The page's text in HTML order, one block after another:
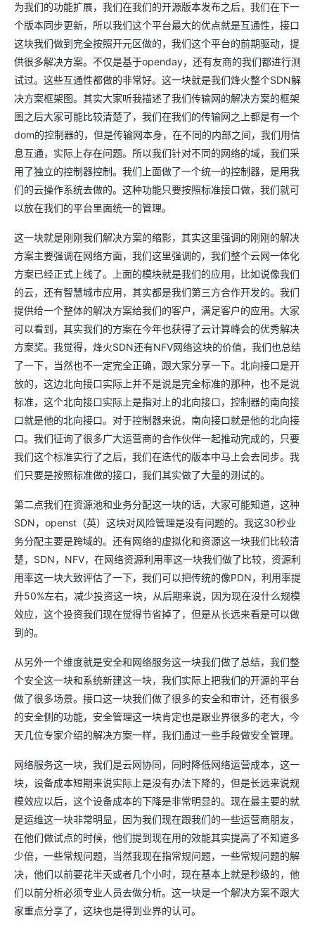
为我们的功能扩展，我们在我们的开源版本发布之后，我们在下一
个版本同步更新，所以我们这个平台最大的优点就是互通性，接口
这块我们做到完全按照开元区做的，我们这个平台的前期驱动，提
供很多解决方案。不仅是基于openday，还有友商的我们都进行测
试过。这些互通性都做的非常好。这一块就是我们烽火整个SDN解
决方案框架图。其实大家听我描述了我们传输网的解决方案的框架
图之后大家可能比较清楚了，我们在我们的传输网之上都是有一个
dom的控制器的，但是传输网本身，在不同的内部之间，我们用信
息互通，实际上存在问题。所以我们针对不同的网络的域，我们采
用了独立的控制器控制。我们上面做了一个统一的控制器，是用我
们的云操作系统去做的。这种功能只要按照标准接口做，我们就可
以放在我们的平台里面统一的管理。
这一块就是刚刚我们解决方案的缩影，其实这里强调的刚刚的解决
方案主要强调在网络方面，我们这里强调的，我们整个云网一体化
方案已经正式上线了。上面的模块就是我们的应用，比如说像我们
的云，还有智慧城市应用，其实都是我们第三方合作开发的。我们
提供给一个整体的解决方案给我们的客户，满足客户的应用。大家
可以看到，其实我们的方案在今年也获得了云计算峰会的优秀解决
方案奖。我觉得，烽火SDN还有NFV网络这块的价值，我们也总结
了一下，当然也不一定完全正确，跟大家分享一下。北向接口是开
放的，这边北向接口实际上并不是说是完全标准的那种，也不是说
标准，这个北向接口实际上是指对上的北向接口，控制器的南向接
口就是他的北向接口。对于控制器来说，南向接口就是他的北向接
口。我们征询了很多广大运营商的合作伙伴一起推动完成的，只要
我们这个标准实行了之后，我们在迭代的版本中马上会去同步。我
们只要是按照标准做的接口，我们其实做了大量的测试的。
第二点我们在资源池和业务分配这一块的话，大家可能知道，这种
SDN，openst（英）这块对风险管理是没有问题的。我这30秒业
务分配主要是跨域的。还有网络的虚拟化和资源这一块我们比较清
楚，SDN，NFV，在网络资源利用率这一块我们做了比较，资源利
用率这一块大致评估了一下，我们可以把传统的像PDN，利用率提
升50%左右，减少投资这一块，从后期来说，因为现在没什么规模
效应，这个投资我们现在觉得节省掉了，但是从长远来看是可以做
到的。
从另外一个维度就是安全和网络服务这一块我们做了总结，我们整
个安全这一块和系统新建这一块，我们实际上把我们的开源的平台
做了很多场景。接口这一块我们做了很多的安全和审计，还有很多
的安全侧的功能，安全管理这一块肯定也是跟业界很多的老大，今
天几位专家介绍的解决方案一样，我们通过一些手段做安全管理。
网络服务这一块，我们是云网协同，同时降低网络运营成本，这一
块，设备成本短期来说实际上是没有办法下降的，但是长远来说规
模效应以后，这个设备成本的下降是非常明显的。现在最主要的就
是运维这一块非常明显，因为我们现在跟我们的一些运营商朋友，
在他们做试点的时候，他们提到现在用的效能其实提高了不知道多
少倍，一些常规问题，当然我现在指常规问题，一些常规问题的解
决，他们以前要花半天或者几个小时，现在基本上就是秒级的，他
们以前分析必须专业人员去做分析。这一块是一个解决方案不跟大
家重点分享了，这块也是得到业界的认可。